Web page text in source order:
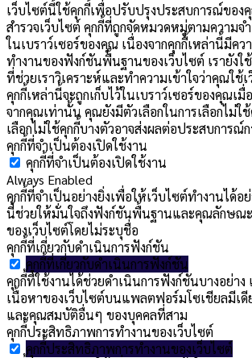
เว็บไซต์นี้ใช้คุกกี้เพื่อปรับปรุงประสบการณ์ขอ
สำรวจเว็บไซต์ คุกกี้ที่ถูกจัดหมวดหมู่ตามความจ
ในเบราว์เซอร์ของคุณ เนื่องจากคุกกี้เหล่านี้มีคว
ทำงานของฟังก์ชันพื้นฐานของเว็บไซต์ เรายังใ
ที่ช่วยเราวิเคราะห์และทำความเข้าใจว่าคุณใช้
คุกกี้เหล่านี้จะถูกเก็บไว้ในเบราว์เซอร์ของคุณเ
จากคุณเท่านั้น คุณยังมีตัวเลือกในการเลือกไม่ใ
เลือกไม่ใช้คุกกี้บางตัวอาจส่งผลต่อประสบการณ์
คุกกี้ที่จำเป็นต้องเปิดใช้งาน
คุกกี้ที่จำเป็นต้องเปิดใช้งาน
Always Enabled
คุกกี้ที่จำเป็นอย่างยิ่งเพื่อให้เว็บไซต์ทำงานได้อ
นี้ช่วยให้มั่นใจถึงฟังก์ชันพื้นฐานและคุณลักษณ
ของเว็บไซต์โดยไม่ระบุชื่อ
คุกกี้ที่เกี่ยวกับดำเนินการฟังก์ชัน
คุกกี้ที่เกี่ยวกับดำเนินการฟังก์ชัน
คุกกี้ที่ใช้งานได้ช่วยดำเนินการฟังก์ชันบางอย่า
เนื้อหาของเว็บไซต์บนแพลตฟอร์มโซเชียลมีเดี
และคุณสมบัติอื่นๆ ของบุคคลที่สาม
คุกกี้ประสิทธิภาพการทำงานของเว็บไซต์
คุกกี้ประสิทธิภาพการทำงานของเว็บไซต์